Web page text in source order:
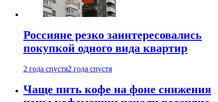
Россияне резко заинтересовались
покупкой одного вида квартир
2 года спустя2 года спустя
Чаще пить кофе на фоне снижения